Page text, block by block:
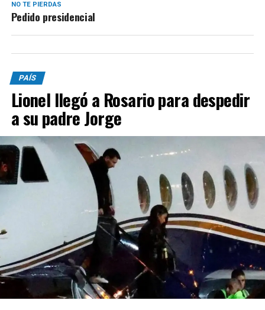
NO TE PIERDAS
Pedido presidencial
PAÍS
Lionel llegó a Rosario para despedir
a su padre Jorge